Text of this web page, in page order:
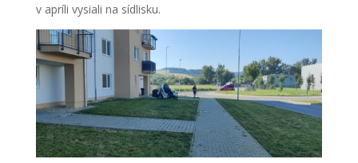
v apríli vysiali na sídlisku.